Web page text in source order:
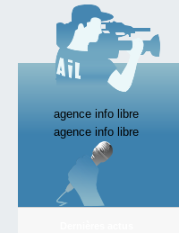
agence info libre
Close
Productions AIL
agence info libre